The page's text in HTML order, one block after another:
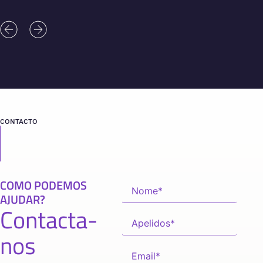
CONTACTO
COMO PODEMOS
AJUDAR?
Contacta-
nos